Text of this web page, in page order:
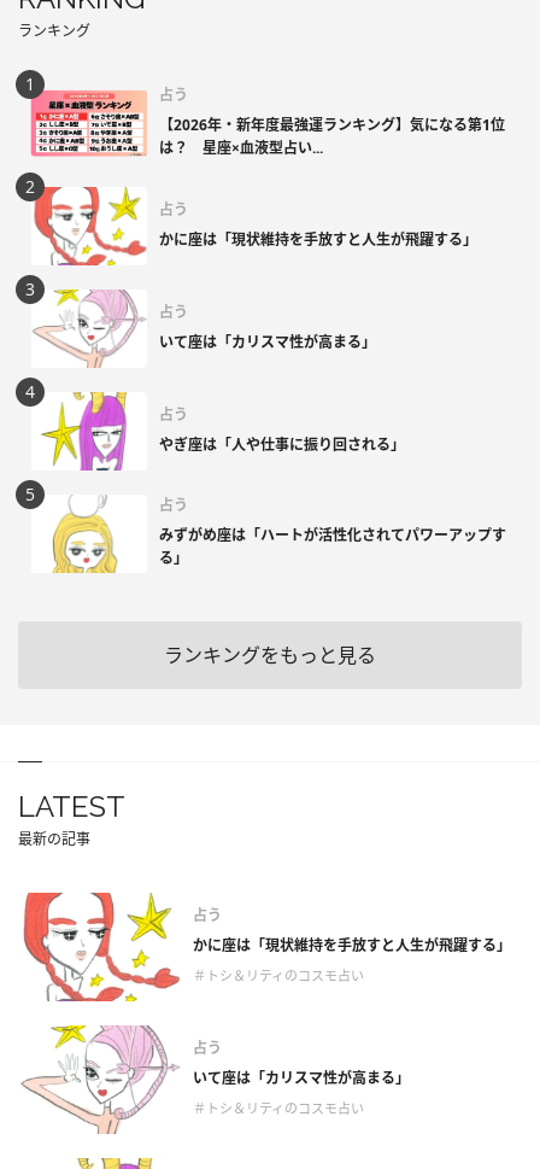
ランキング
占う
【2026年・新年度最強運ランキング】気になる第1位
は？ 星座×血液型占い...
占う
かに座は「現状維持を手放すと人生が飛躍する」
占う
いて座は「カリスマ性が高まる」
占う
やぎ座は「人や仕事に振り回される」
占う
みずがめ座は「ハートが活性化されてパワーアップす
る」
ランキングをもっと見る
LATEST
最新の記事
占う
かに座は「現状維持を手放すと人生が飛躍する」
＃トシ＆リティのコスモ占い
占う
いて座は「カリスマ性が高まる」
＃トシ＆リティのコスモ占い